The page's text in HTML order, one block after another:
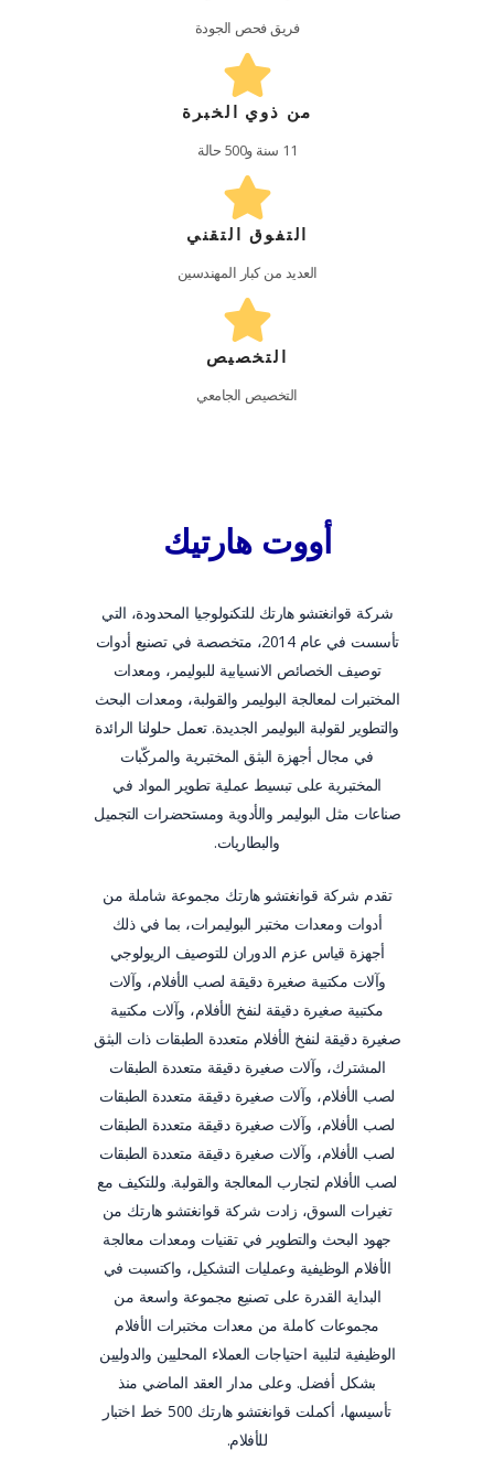
فريق فحص الجودة
من ذوي الخبرة
11 سنة و500 حالة
التفوق التقني
العديد من كبار المهندسين
التخصيص
التخصيص الجامعي
أووت هارتيك
شركة قوانغتشو هارتك للتكنولوجيا المحدودة، التي
تأسست في عام 2014، متخصصة في تصنيع أدوات
توصيف الخصائص الانسيابية للبوليمر، ومعدات
المختبرات لمعالجة البوليمر والقولبة، ومعدات البحث
والتطوير لقولبة البوليمر الجديدة. تعمل حلولنا الرائدة
في مجال أجهزة البثق المختبرية والمركّبات
المختبرية على تبسيط عملية تطوير المواد في
صناعات مثل البوليمر والأدوية ومستحضرات التجميل
والبطاريات.
تقدم شركة قوانغتشو هارتك مجموعة شاملة من
أدوات ومعدات مختبر البوليمرات، بما في ذلك
أجهزة قياس عزم الدوران للتوصيف الريولوجي
وآلات مكتبية صغيرة دقيقة لصب الأفلام، وآلات
مكتبية صغيرة دقيقة لنفخ الأفلام، وآلات مكتبية
صغيرة دقيقة لنفخ الأفلام متعددة الطبقات ذات البثق
المشترك، وآلات صغيرة دقيقة متعددة الطبقات
لصب الأفلام، وآلات صغيرة دقيقة متعددة الطبقات
لصب الأفلام، وآلات صغيرة دقيقة متعددة الطبقات
لصب الأفلام، وآلات صغيرة دقيقة متعددة الطبقات
لصب الأفلام لتجارب المعالجة والقولبة. وللتكيف مع
تغيرات السوق، زادت شركة قوانغتشو هارتك من
جهود البحث والتطوير في تقنيات ومعدات معالجة
الأفلام الوظيفية وعمليات التشكيل، واكتسبت في
البداية القدرة على تصنيع مجموعة واسعة من
مجموعات كاملة من معدات مختبرات الأفلام
الوظيفية لتلبية احتياجات العملاء المحليين والدوليين
بشكل أفضل. وعلى مدار العقد الماضي منذ
تأسيسها، أكملت قوانغتشو هارتك 500 خط اختبار
للأفلام.